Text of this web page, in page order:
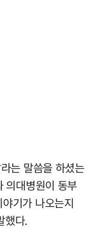
는 말씀을 하셨는
의대병원이 동부
기가 나오는지
했다.